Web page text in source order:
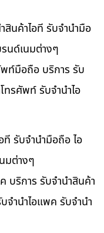
นค้าไอที รับจำนำมือ
นด์เนมต่างๆ
ท์มือถือ บริการ รับ
ทรศัพท์ รับจำนำไอ
ที รับจำนำมือถือ ไอ
มต่างๆ
บริการ รับจำนำสินค้า
จำนำไอแพค รับจำนำ